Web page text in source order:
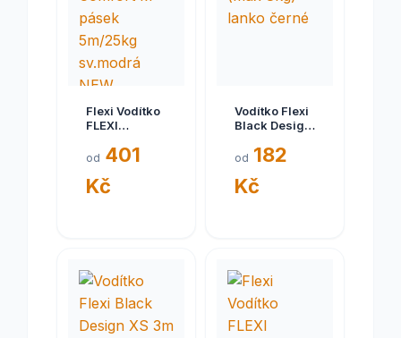
Flexi Vodítko
FLEXI
pásek
sv.modrá
NEW
od 401
Kč
Vodítko Flexi
Black Design
8kg) lanko
od 182
Kč